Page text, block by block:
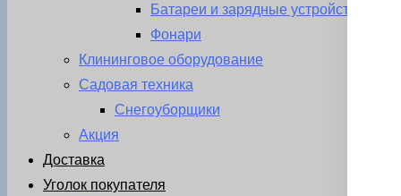
Батареи и зарядные устройства
Фонари
Клининговое оборудование
Садовая техника
Снегоуборщики
Акция
Доставка
Уголок покупателя